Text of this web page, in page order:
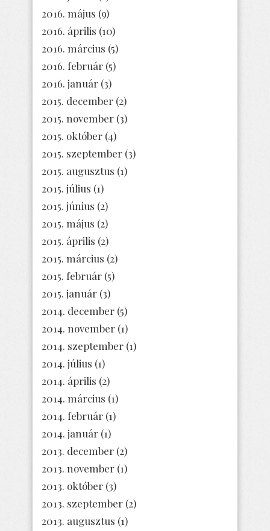
2016. május (9)
2016. április (10)
2016. március (5)
2016. február (5)
2016. január (3)
2015. december (2)
2015. november (3)
2015. október (4)
2015. szeptember (3)
2015. augusztus (1)
2015. július (1)
2015. június (2)
2015. május (2)
2015. április (2)
2015. március (2)
2015. február (5)
2015. január (3)
2014. december (5)
2014. november (1)
2014. szeptember (1)
2014. július (1)
2014. április (2)
2014. március (1)
2014. február (1)
2014. január (1)
2013. december (2)
2013. november (1)
2013. október (3)
2013. szeptember (2)
2013. augusztus (1)